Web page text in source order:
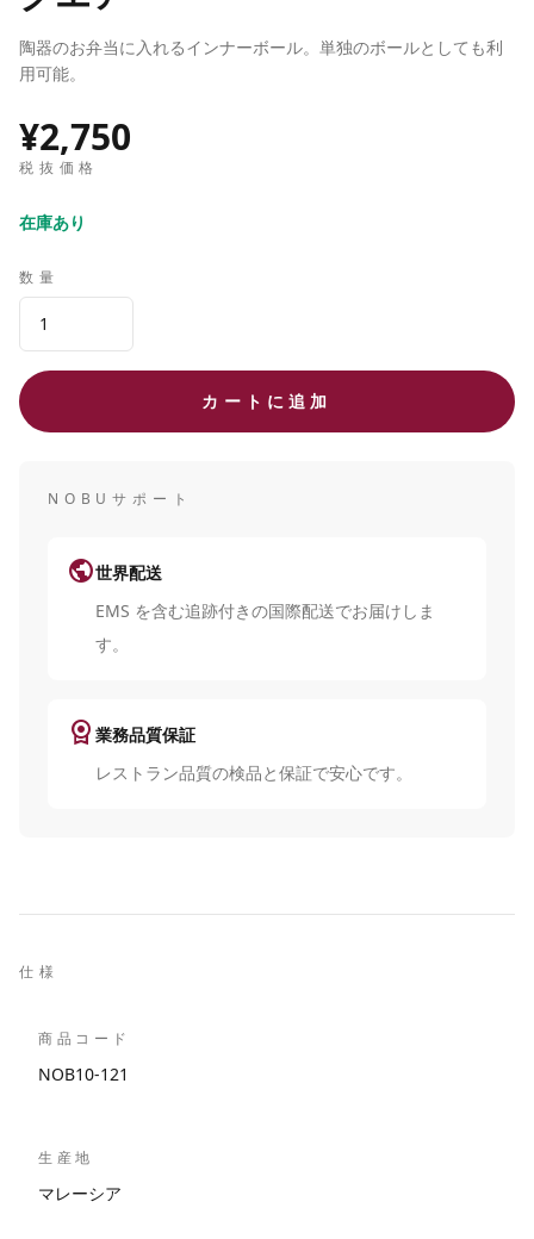
陶器のお弁当に入れるインナーボール。単独のボールとしても利
用可能。
¥2,750
税抜価格
在庫あり
数量
カートに追加
NOBUサポート
public世界配送
EMS を含む追跡付きの国際配送でお届けしま
す。
license 業務品質保証
レストラン品質の検品と保証で安心です。
仕様
商品コード
NOB10-121
生産地
マレーシア